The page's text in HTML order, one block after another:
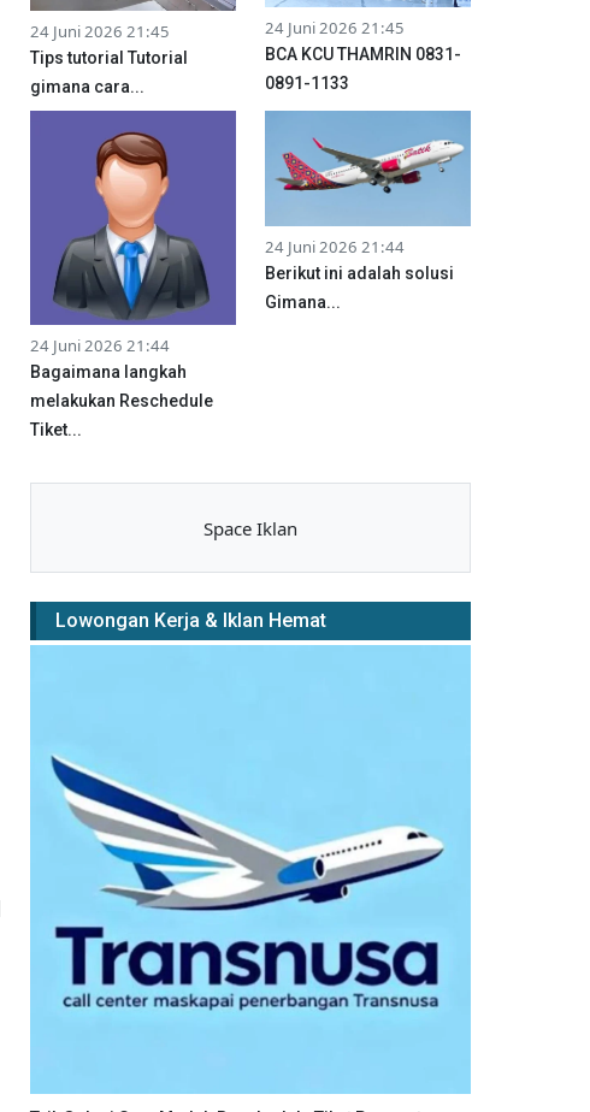
24 Juni 2026 21:45
Tips tutorial Tutorial
gimana cara...
24 Juni 2026 21:45
BCA KCU THAMRIN 0831-
0891-1133
24 Juni 2026 21:44
Bagaimana langkah
melakukan Reschedule
Tiket...
24 Juni 2026 21:44
Berikut ini adalah solusi
Gimana...
Space Iklan
Lowongan Kerja & Iklan Hemat